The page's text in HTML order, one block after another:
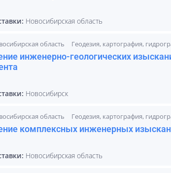
Новосибирская область
область Геодезия, картография,
инженерно-геологических
Новосибирск
область Геодезия, картография,
комплексных инженерных
Новосибирская область